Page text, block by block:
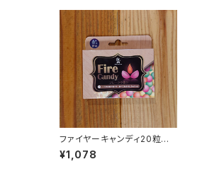
ファイヤーキャンディ20粒入
り
¥1,078